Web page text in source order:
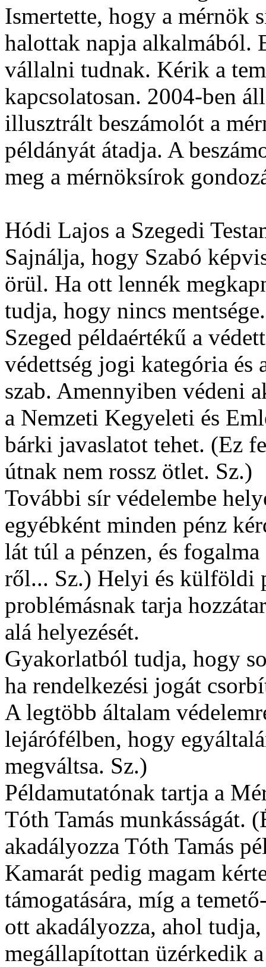
Ismertette, hogy a mérnök
halottak napja alkalmából.
vállalni tudnak. Kérik a
kapcsolatosan. 2004-ben
illusztrált beszámolót a
példányát átadja. A
meg a mérnöksírok
Hódi Lajos a Szegedi
Sajnálja, hogy Szabó
örül. Ha ott lennék
tudja, hogy nincs
Szeged példaértékű a
védettség jogi kategória és
szab. Amennyiben védeni
a Nemzeti Kegyeleti és
bárki javaslatot tehet. (Ez
útnak nem rossz ötlet. Sz.)
További sír védelembe
egyébként minden pénz
lát túl a pénzen, és
ről... Sz.) Helyi és külföldi
problémásnak tarja
alá helyezését.
Gyakorlatból tudja, hogy
ha rendelkezési jogát
A legtöbb általam
lejárófélben, hogy
megváltsa. Sz.)
Példamutatónak tartja a
Tóth Tamás munkásságát.
akadályozza Tóth Tamás
Kamarát pedig magam
támogatására, míg a
ott akadályozza, ahol
megállapítottan üzérkedik